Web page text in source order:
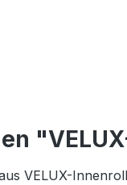
VELUX-